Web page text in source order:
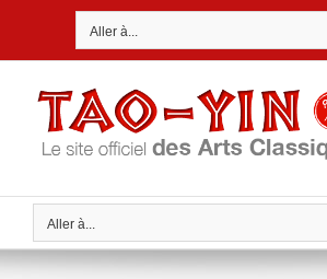
Aller à...
Aller à...